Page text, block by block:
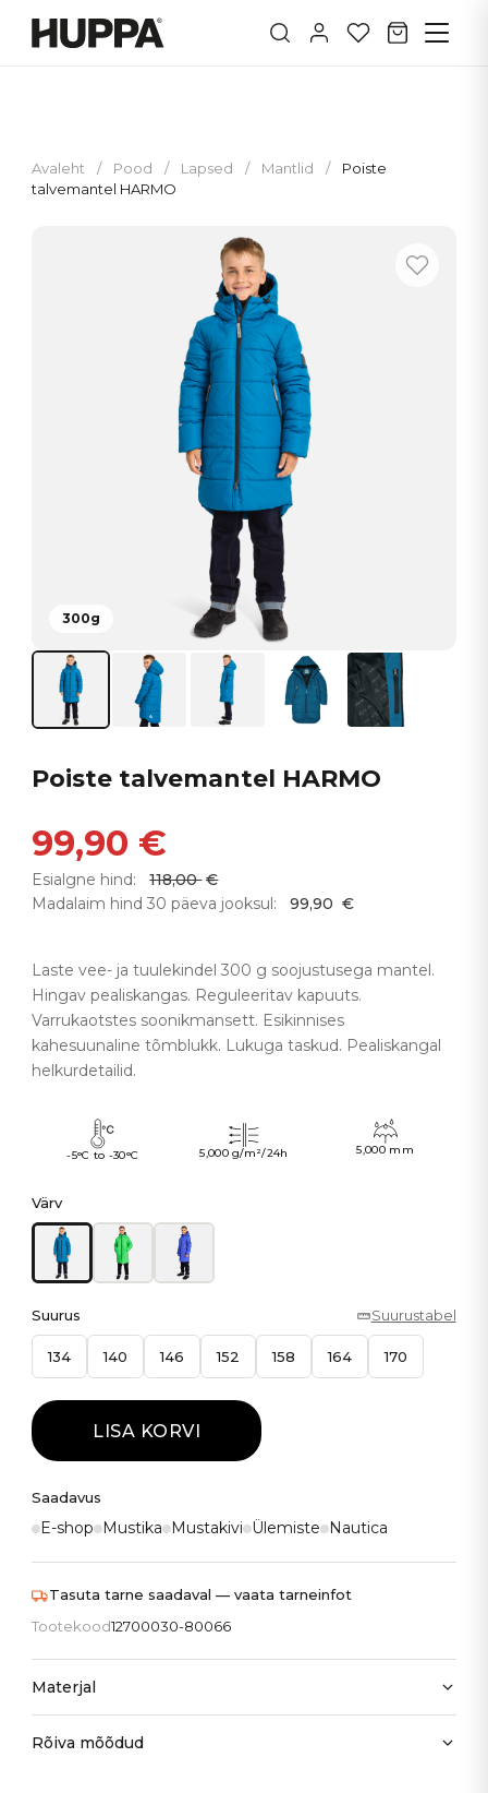
Avaleht / Pood / Lapsed / Mantlid /
Poiste
talvemantel HARMO
300g
Poiste talvemantel HARMO
99,90 €
Esialgne hind: 118,00 €
Madalaim hind 30 päeva jooksul:
99,90 €
Laste vee- ja tuulekindel 300 g soojustusega mantel.
Hingav pealiskangas. Reguleeritav kapuuts.
Varrukaotstes soonikmansett. Esikinnises
kahesuunaline tõmblukk. Lukuga taskud. Pealiskangal
helkurdetailid.
-5°C to -30°C 5,000 g/m²/24h 5,000 mm
Värv
Suurus Suurustabel
134 140 146 152 158 164 170
LISA KORVI
Saadavus
E-shop Mustika Mustakivi Ülemiste Nautica
Tasuta tarne saadaval — vaata tarneinfot
Tootekood12700030-80066
Materjal
Rõiva mõõdud